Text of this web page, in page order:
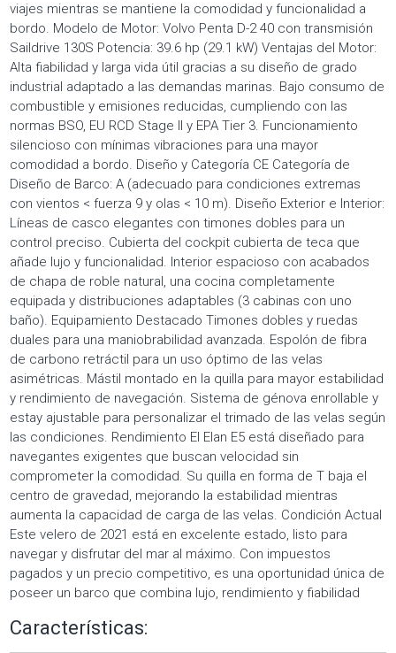
viajes mientras se mantiene la comodidad y funcionalidad a
bordo. Modelo de Motor: Volvo Penta D-2 40 con transmisión
Saildrive 130S Potencia: 39.6 hp (29.1 kW) Ventajas del Motor:
Alta fiabilidad y larga vida útil gracias a su diseño de grado
industrial adaptado a las demandas marinas. Bajo consumo de
combustible y emisiones reducidas, cumpliendo con las
normas BSO, EU RCD Stage II y EPA Tier 3. Funcionamiento
silencioso con mínimas vibraciones para una mayor
comodidad a bordo. Diseño y Categoría CE Categoría de
Diseño de Barco: A (adecuado para condiciones extremas
con vientos < fuerza 9 y olas < 10 m). Diseño Exterior e Interior:
Líneas de casco elegantes con timones dobles para un
control preciso. Cubierta del cockpit cubierta de teca que
añade lujo y funcionalidad. Interior espacioso con acabados
de chapa de roble natural, una cocina completamente
equipada y distribuciones adaptables (3 cabinas con uno
baño). Equipamiento Destacado Timones dobles y ruedas
duales para una maniobrabilidad avanzada. Espolón de fibra
de carbono retráctil para un uso óptimo de las velas
asimétricas. Mástil montado en la quilla para mayor estabilidad
y rendimiento de navegación. Sistema de génova enrollable y
estay ajustable para personalizar el trimado de las velas según
las condiciones. Rendimiento El Elan E5 está diseñado para
navegantes exigentes que buscan velocidad sin
comprometer la comodidad. Su quilla en forma de T baja el
centro de gravedad, mejorando la estabilidad mientras
aumenta la capacidad de carga de las velas. Condición Actual
Este velero de 2021 está en excelente estado, listo para
navegar y disfrutar del mar al máximo. Con impuestos
pagados y un precio competitivo, es una oportunidad única de
poseer un barco que combina lujo, rendimiento y fiabilidad
Características: